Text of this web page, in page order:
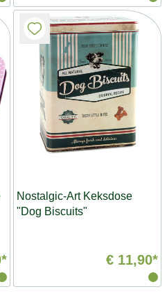
Nostalgic-Art Keksdose
"Dog Biscuits"
€ 11,90*